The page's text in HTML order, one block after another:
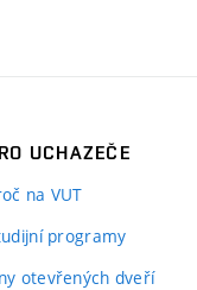
UCHAZEČE
na VUT
programy
otevřených dveří